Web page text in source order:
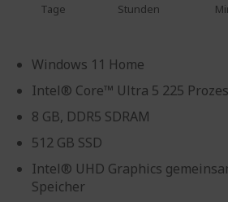
Tage Stunden
Windows 11 Home
Intel® Core™ Ultra 5 225
8 GB, DDR5 SDRAM
512 GB SSD
Intel® UHD Graphics
Speicher